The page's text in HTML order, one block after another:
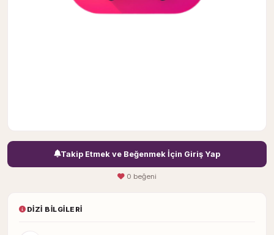
Takip Etmek ve Beğenmek İçin Giriş Yap
0 beğeni
DIZI BILGILERI